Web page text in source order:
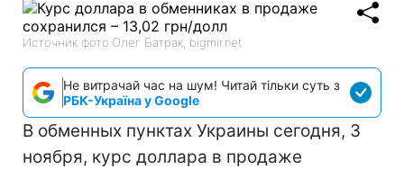
Источник фото:Олег Батрак, bigmir.net
Не витрачай час на шум! Читай тільки суть з
РБК-Україна у Google
В обменных пунктах Украины сегодня, 3
ноября, курс доллара в продаже